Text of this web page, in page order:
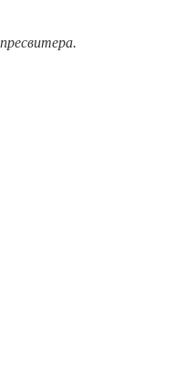
пресвитера.